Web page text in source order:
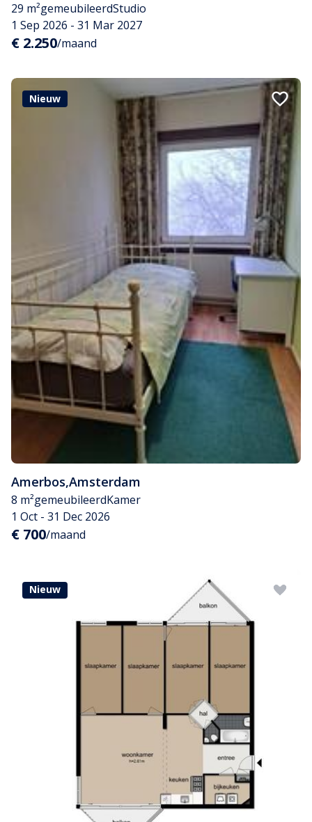
29 m²gemeubileerdStudio
1 Sep 2026 - 31 Mar 2027
€ 2.250/maand
Nieuw
Amerbos,Amsterdam
8 m²gemeubileerdKamer
1 Oct - 31 Dec 2026
€ 700/maand
Nieuw